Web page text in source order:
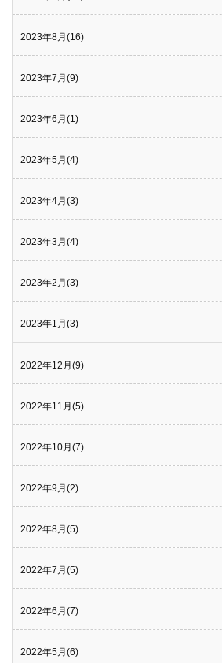
2023年8月(16)
2023年7月(9)
2023年6月(1)
2023年5月(4)
2023年4月(3)
2023年3月(4)
2023年2月(3)
2023年1月(3)
2022年12月(9)
2022年11月(5)
2022年10月(7)
2022年9月(2)
2022年8月(5)
2022年7月(5)
2022年6月(7)
2022年5月(6)